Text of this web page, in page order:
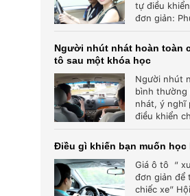
tự điều
đơn giản:
không...
Người nhút nhát hoàn toàn
tô sau một khóa học
Người nhút
bình thường
nhát, ý nghĩ
điều khiển
di...
Điều gì khiến bạn muốn học
Giá ô tô “
đơn giản để
chiếc xe”